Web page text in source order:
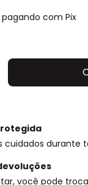
pagando com Pix
cuidados durante
você pode